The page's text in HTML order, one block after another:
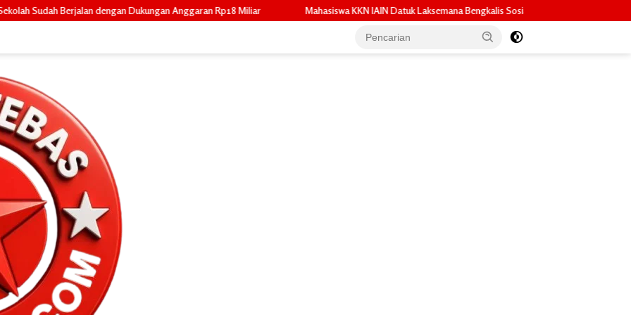
Anggaran Rp18 Miliar Mahasiswa KKN IAIN Datuk Laksemana Bengkalis Sosialisasikan Pembuatan Pupuk Organik Cair dan NPK Cair